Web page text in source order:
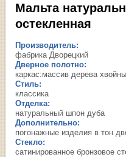
Мальта
остекленная
Производитель:
фабрика Дворецкий
Дверное полотно:
каркас:массив дерева
Стиль:
классика
Отделка:
натуральный шпон дуба
Дополнительно:
погонажные изделия в тон
Стекло:
сатинированное бронзовое